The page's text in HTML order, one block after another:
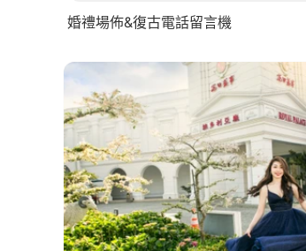
婚禮場佈&復古電話留言機